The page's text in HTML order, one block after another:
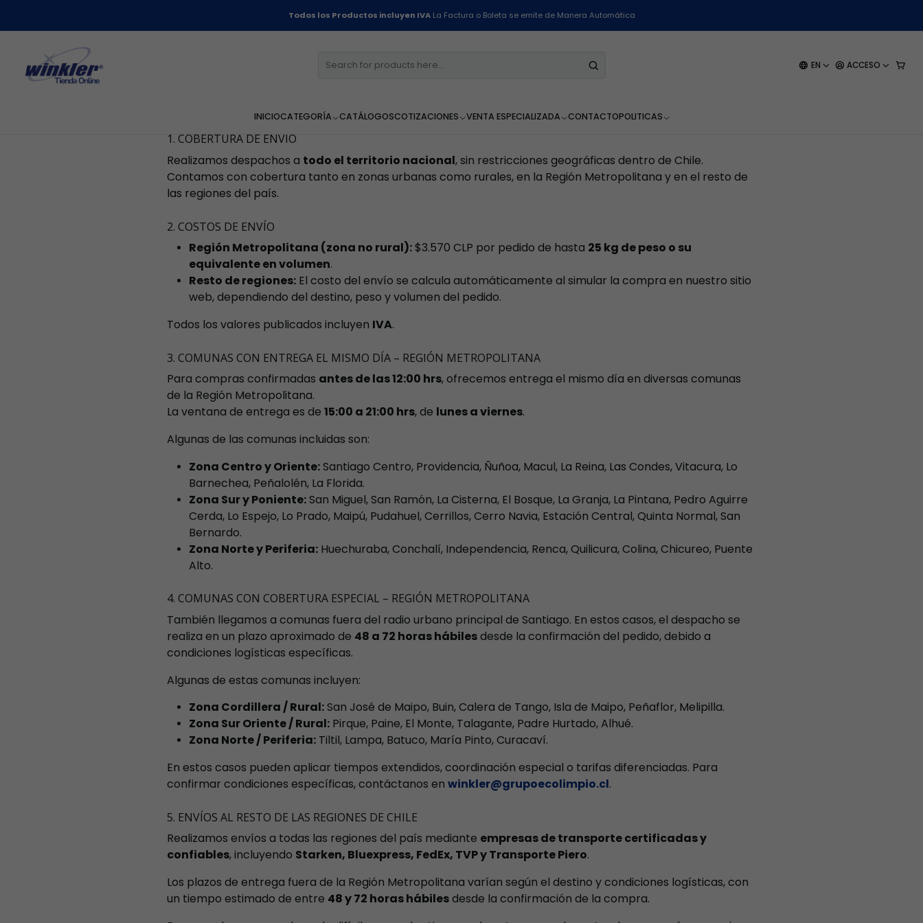
EN ACCESO
INICIOCATEGORÍA CATÁLOGOSCOTIZACIONES VENTA ESPECIALIZADA CONTACTOPOLITICAS
Todos los Productos incluyen IVALa Factura o Boleta se emite de Manera Automática
Home Políticas Políticas de Envío
forma rápida, segura y confiable a cualquier parte de Chile. Esta política establece las condiciones generales
1. COBERTURA DE ENVÍO
Realizamos despachos a todo el territorio nacional, sin restricciones geográficas dentro de Chile.
Contamos con cobertura tanto en zonas urbanas como rurales, en la Región Metropolitana y en el resto de
las regiones del país.
2. COSTOS DE ENVÍO
Región Metropolitana (zona no rural):$3.570 CLP por pedido de hasta 25 kg de peso o su
equivalente en volumen.
Resto de regiones:El costo del envío se calcula automáticamente al simular la compra en nuestro sitio
web, dependiendo del destino, peso y volumen del pedido.
Todos los valores publicados incluyen IVA.
3. COMUNAS CON ENTREGA EL MISMO DÍA – REGIÓN METROPOLITANA
Para compras confirmadas antes de las 12:00 hrs, ofrecemos entrega el mismo día en diversas comunas
de la Región Metropolitana.
La ventana de entrega es de 15:00 a 21:00 hrs, de lunes a viernes.
Algunas de las comunas incluidas son:
Zona Centro y Oriente:Santiago Centro, Providencia, Ñuñoa, Macul, La Reina, Las Condes, Vitacura, Lo
Barnechea, Peñalolén, La Florida.
Zona Sur y Poniente:San Miguel, San Ramón, La Cisterna, El Bosque, La Granja, La Pintana, Pedro Aguirre
Cerda, Lo Espejo, Lo Prado, Maipú, Pudahuel, Cerrillos, Cerro Navia, Estación Central, Quinta Normal, San
Bernardo.
Zona Norte y Periferia:Huechuraba, Conchalí, Independencia, Renca, Quilicura, Colina, Chicureo, Puente
Alto.
4. COMUNAS CON COBERTURA ESPECIAL – REGIÓN METROPOLITANA
También llegamos a comunas fuera del radio urbano principal de Santiago. En estos casos, el despacho se
realiza en un plazo aproximado de 48 a 72 horas hábilesdesde la confirmación del pedido, debido a
condiciones logísticas específicas.
Algunas de estas comunas incluyen:
Zona Cordillera / Rural:San José de Maipo, Buin, Calera de Tango, Isla de Maipo, Peñaflor, Melipilla.
Zona Sur Oriente / Rural:Pirque, Paine, El Monte, Talagante, Padre Hurtado, Alhué.
Zona Norte / Periferia:Tiltil, Lampa, Batuco, María Pinto, Curacaví.
En estos casos pueden aplicar tiempos extendidos, coordinación especial o tarifas diferenciadas. Para
confirmar condiciones específicas, contáctanos en winkler@grupoecolimpio.cl.
5. ENVÍOS AL RESTO DE LAS REGIONES DE CHILE
Realizamos envíos a todas las regiones del país mediante empresas de transporte certificadas y
confiables, incluyendo Starken, Bluexpress, FedEx, TVP y Transporte Piero.
Los plazos de entrega fuera de la Región Metropolitana varían según el destino y condiciones logísticas, con
un tiempo estimado de entre 48 y 72 horas hábilesdesde la confirmación de la compra.